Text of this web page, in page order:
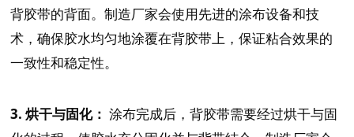
背胶带的背面。制造厂家会使用先进的涂布设备和技
术，确保胶水均匀地涂覆在背胶带上，保证粘合效果的
一致性和稳定性。
3. 烘干与固化： 涂布完成后，背胶带需要经过烘干与固